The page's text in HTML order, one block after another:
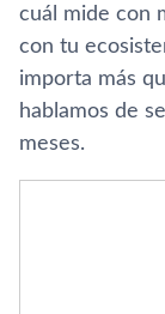
cuál mide con
con tu
importa más
hablamos de
meses.